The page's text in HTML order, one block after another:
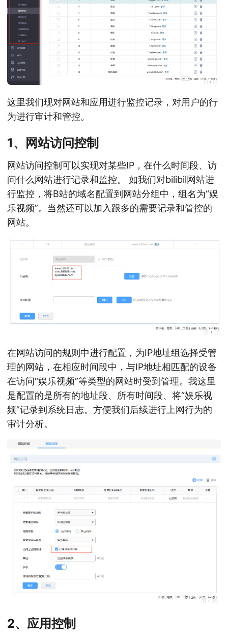
这里我们现对网站和应用进行监控记录，对用户的行
为进行审计和管控。
1、网站访问控制
网站访问控制可以实现对某些IP，在什么时间段、访
问什么网站进行记录和监控。 如我们对bilibil网站进
行监控，将B站的域名配置到网站分组中，组名为“娱
乐视频”。当然还可以加入跟多的需要记录和管控的
网站。
在网站访问的规则中进行配置，为IP地址组选择受管
理的网站，在相应时间段中，与IP地址相匹配的设备
在访问“娱乐视频”等类型的网站时受到管理。我这里
是配置的是所有的地址段、所有时间段、将“娱乐视
频”记录到系统日志。方便我们后续进行上网行为的
审计分析。
2、应用控制